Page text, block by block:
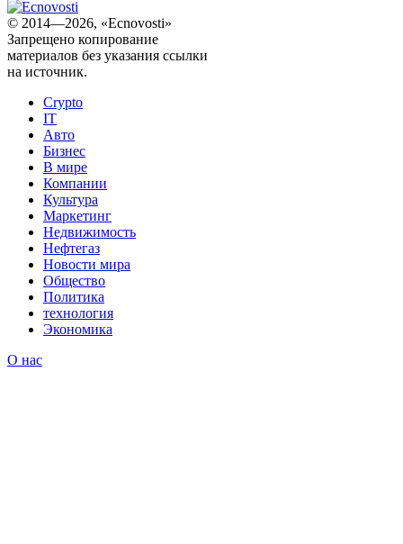
© 2014—2026, «Ecnovosti»
Запрещено копирование
материалов без указания ссылки
на источник.
Crypto
IT
Авто
Бизнес
В мире
Компании
Культура
Маркетинг
Недвижимость
Нефтегаз
Новости мира
Общество
Политика
технология
Экономика
О нас